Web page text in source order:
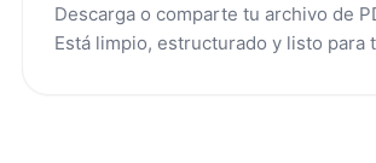
Descarga o comparte tu archivo de
Está limpio, estructurado y listo para